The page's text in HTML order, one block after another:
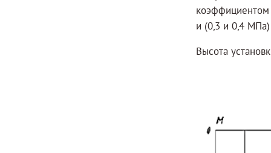
коэффициентом
и (0,3 и 0,4
Высота